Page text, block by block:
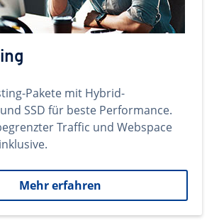
Pakete mit Hybrid-
SSD für beste Performance.
Traffic und Webspace
Mehr erfahren